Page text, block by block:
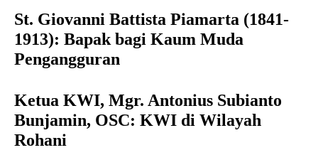
St. Giovanni Battista Piamarta (1841-
1913): Bapak bagi Kaum Muda
Pengangguran
Ketua KWI, Mgr. Antonius Subianto
Bunjamin, OSC: KWI di Wilayah
Rohani